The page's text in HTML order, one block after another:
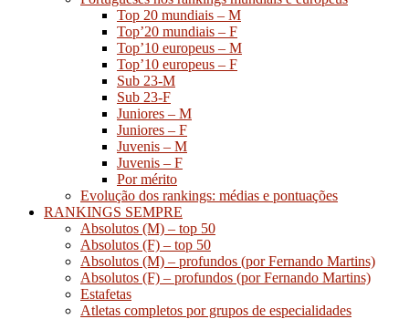
Top 20 mundiais – M
Top’20 mundiais – F
Top’10 europeus – M
Top’10 europeus – F
Sub 23-M
Sub 23-F
Juniores – M
Juniores – F
Juvenis – M
Juvenis – F
Por mérito
Evolução dos rankings: médias e pontuações
RANKINGS SEMPRE
Absolutos (M) – top 50
Absolutos (F) – top 50
Absolutos (M) – profundos (por Fernando Martins)
Absolutos (F) – profundos (por Fernando Martins)
Estafetas
Atletas completos por grupos de especialidades